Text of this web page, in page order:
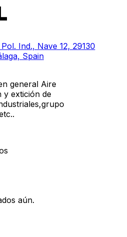
Ind., Nave 12, 29130
Spain
general Aire
y extición de
aún.